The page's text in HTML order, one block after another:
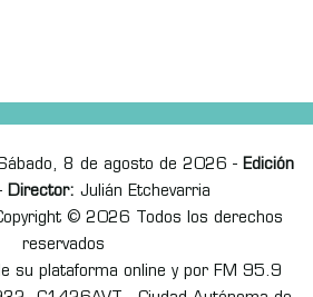
8 de agosto de 2026 - Edición
Director: Julián Etchevarria
© 2026 Todos los derechos
reservados
su plataforma online y por FM 95.9